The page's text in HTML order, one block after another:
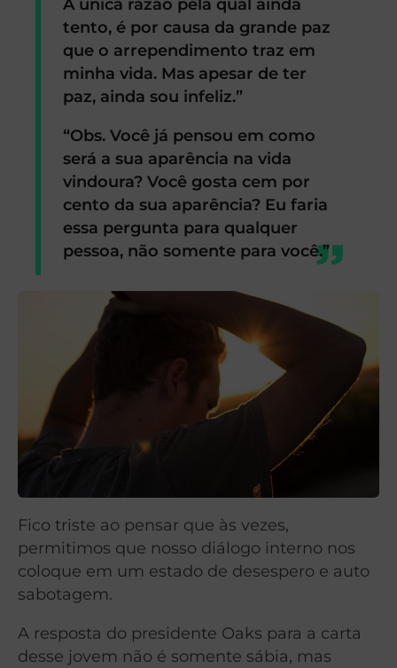
A única razão pela qual ainda
tento, é por causa da grande paz
que o arrependimento traz em
minha vida. Mas apesar de ter
paz, ainda sou infeliz.”
“Obs. Você já pensou em como
será a sua aparência na vida
vindoura? Você gosta cem por
cento da sua aparência? Eu faria
essa pergunta para qualquer
pessoa, não somente para você.”
Fico triste ao pensar que às vezes,
permitimos que nosso diálogo interno nos
coloque em um estado de desespero e auto
sabotagem.
A resposta do presidente Oaks para a carta
desse jovem não é somente sábia, mas